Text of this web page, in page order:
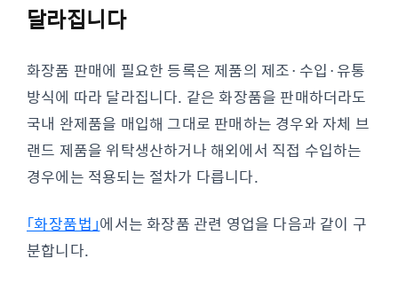
달라집니다
화장품 판매에 필요한 등록은 제품의 제조·수입·유통
방식에 따라 달라집니다. 같은 화장품을 판매하더라도
국내 완제품을 매입해 그대로 판매하는 경우와 자체 브
랜드 제품을 위탁생산하거나 해외에서 직접 수입하는
경우에는 적용되는 절차가 다릅니다.
「화장품법」에서는 화장품 관련 영업을 다음과 같이 구
분합니다.